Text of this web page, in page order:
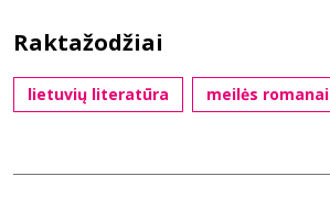
Raktažodžiai
lietuvių literatūra meilės romanai